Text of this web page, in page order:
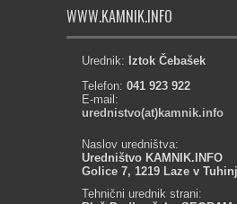
WWW.KAMNIK.INFO
Urednik: Iztok Čebašek
Telefon: 041 923 922
E-mail:
urednistvo(at)kamnik.info
Naslov uredništva:
Uredništvo KAMNIK.INFO
Golice 7, 1219 Laze v
Tehnični urednik strani: